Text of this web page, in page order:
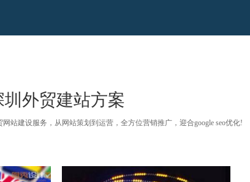
圳外贸建站方案
站建设服务，从网站策划到运营，全方位营销推广，迎合google seo优化!